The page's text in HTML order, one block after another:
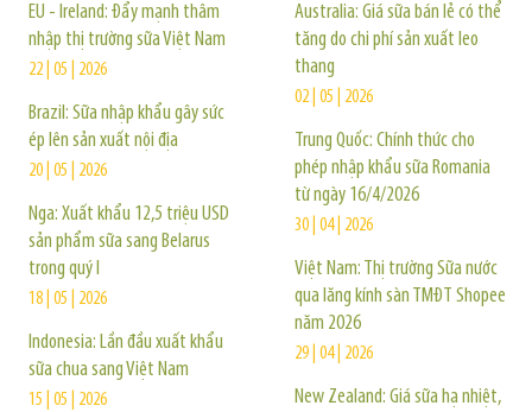
EU - Ireland: Đẩy mạnh thâm
nhập thị trường sữa Việt Nam
22 | 05 | 2026
Brazil: Sữa nhập khẩu gây sức
ép lên sản xuất nội địa
20 | 05 | 2026
Nga: Xuất khẩu 12,5 triệu USD
sản phẩm sữa sang Belarus
trong quý I
18 | 05 | 2026
Indonesia: Lần đầu xuất khẩu
sữa chua sang Việt Nam
15 | 05 | 2026
Australia: Giá sữa bán lẻ có thể
tăng do chi phí sản xuất leo
thang
02 | 05 | 2026
Trung Quốc: Chính thức cho
phép nhập khẩu sữa Romania
từ ngày 16/4/2026
30 | 04 | 2026
Việt Nam: Thị trường Sữa nước
qua lăng kính sàn TMĐT Shopee
năm 2026
29 | 04 | 2026
New Zealand: Giá sữa hạ nhiệt,